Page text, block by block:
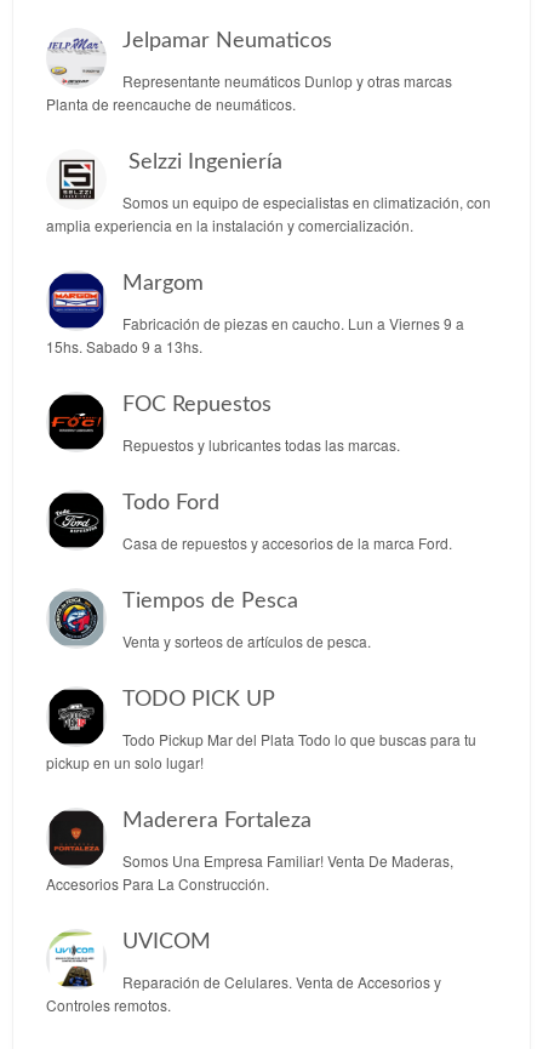
Jelpamar Neumaticos
Representante neumáticos Dunlop y otras marcas
Planta de reencauche de neumáticos.
Selzzi Ingeniería
Somos un equipo de especialistas en climatización, con
amplia experiencia en la instalación y comercialización.
Margom
Fabricación de piezas en caucho. Lun a Viernes 9 a
15hs. Sabado 9 a 13hs.
FOC Repuestos
Repuestos y lubricantes todas las marcas.
Todo Ford
Casa de repuestos y accesorios de la marca Ford.
Tiempos de Pesca
Venta y sorteos de artículos de pesca.
TODO PICK UP
Todo Pickup Mar del Plata Todo lo que buscas para tu
pickup en un solo lugar!
Maderera Fortaleza
Somos Una Empresa Familiar! Venta De Maderas,
Accesorios Para La Construcción.
UVICOM
Reparación de Celulares. Venta de Accesorios y
Controles remotos.